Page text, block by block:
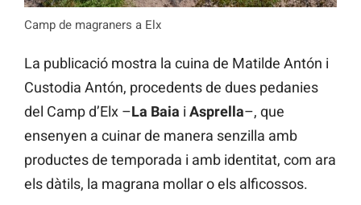
Camp de magraners a Elx
La publicació mostra la cuina de Matilde Antón i
Custodia Antón, procedents de dues pedanies
del Camp d’Elx –La Baia i Asprella–, que
ensenyen a cuinar de manera senzilla amb
productes de temporada i amb identitat, com ara
els dàtils, la magrana mollar o els alficossos.